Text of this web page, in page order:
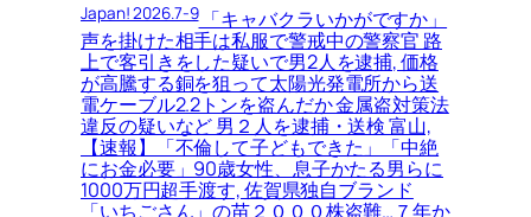
Japan! 2026.7-9「キャバクラいかがですか」
声を掛けた相手は私服で警戒中の警察官 路
上で客引きをした疑いで男2人を逮捕, 価格
が高騰する銅を狙って太陽光発電所から送
電ケーブル2.2トンを盗んだか 金属盗対策法
違反の疑いなど 男２人を逮捕・送検 富山,
【速報】「不倫して子どもできた」「中絶
にお金必要」90歳女性、息子かたる男らに
1000万円超手渡す, 佐賀県独自ブランド
「いちごさん」の苗２０００株盗難…７年か